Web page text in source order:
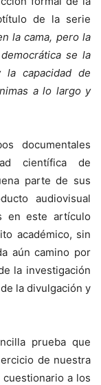
de la serie
la cama, pero la
se la
capacidad de
a lo largo y
documentales
científica de
parte de sus
audiovisual
en este artículo
académico, sin
aún camino por
la investigación
la divulgación y
prueba que
de nuestra
a los